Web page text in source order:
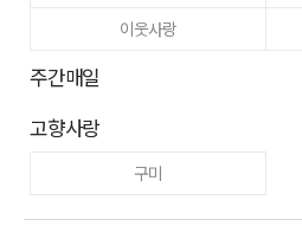
이웃사랑
주간매일
고향사랑
구미